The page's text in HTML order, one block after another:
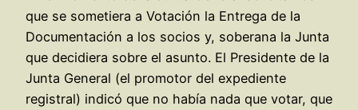
que se sometiera a Votación la Entrega de la
Documentación a los socios y, soberana la Junta
que decidiera sobre el asunto. El Presidente de la
Junta General (el promotor del expediente
registral) indicó que no había nada que votar, que